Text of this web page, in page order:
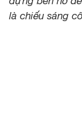
là chiếu sáng